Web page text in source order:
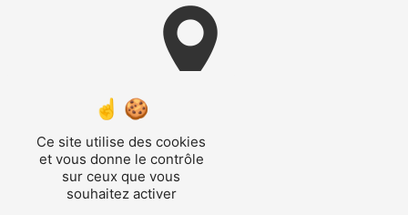
Ce site utilise des cookies
et vous donne le contrôle
sur ceux que vous
souhaitez activer